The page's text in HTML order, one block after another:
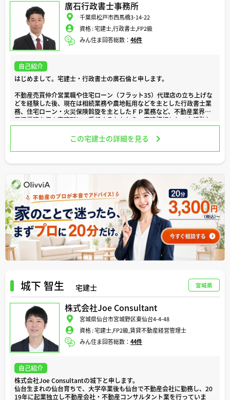
廣石行政書士事務所
千葉県松戸市西馬橋3-14-22
資格 :宅建士,行政書士,FP2級
みん住ま回答総数：46件
自己紹介
はじめまして。宅建士・行政書士の廣石倫と申します。
不動産売買仲介営業職や住宅ローン（フラット35）代理店の立ち上げな
どを経験した後、現在は相続業務や農地転用などを主とした行政書士業
務、住宅ローン・火災保険斡旋を主としたＦＰ業務など、不動産業界の
周辺業務を個人事務所にて受任するかたわら、宅建講師としても活動し
ています。
行政書士としての主業務は「農地の相続」「売れない実家の相続」とい
った「ちょっと難しい相続」です。一方のFP業務では、フラット35の
代理店業務を行いつつ、「永住者でない外国人の住宅ローン」「店舗併
マイホームをはじめ、不動産に関する疑問や悩みがあったとしても、
「いきなり不動産会社に相談するのはハードルが高い」と感じる方は少
なくないのではないでしょうか？
その代わりに「インターネットを活用して情報を収集する」のは、とて
も有効な手段といえます。
しかしネット上のサイトの中には、そもそも間違った情報や誤解を生む
表現なども少なくないのが実情です。不動産の知識に明るくない一般の
方が、情報の真偽を見極めるのは極めて困難でしょう。
粗悪な情報を回避する手段の１つとして覚えておいてほしいのが、「匿
その意味で、実務経験を持つ有資格者がそれぞれの質問に回答するオリ
ぜひ有効に活用してみてください。
よろしくお願いいたします。
この宅建士の詳細を見る
城下 智生 宅建士 宮城県
株式会社Joe Consultant
宮城県仙台市宮城野区東仙台4-4-48
資格 :宅建士,FP2級,賃貸不動産経営管理士
みん住ま回答総数：44件
自己紹介
株式会社Joe Consultantの城下と申します。
仙台生まれの仙台育ちで、大学卒業後も仙台で不動産会社に勤務し、20
19年に起業独立し不動産会社・不動産コンサルタント業を行っていま